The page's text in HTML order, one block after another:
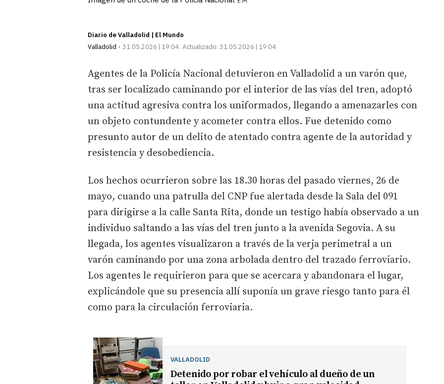
Diario de Valladolid | El Mundo
Valladolid
31.05.2026 | 19:04 Actualizado: 31.05.2026 | 19:04
Agentes de la Policía Nacional detuvieron en Valladolid a un varón que,
tras ser localizado caminando por el interior de las vías del tren, adoptó
una actitud agresiva contra los uniformados, llegando a amenazarles con
un objeto contundente y acometer contra ellos. Fue detenido como
presunto autor de un delito de atentado contra agente de la autoridad y
resistencia y desobediencia.
Los hechos ocurrieron sobre las 18.30 horas del pasado viernes, 26 de
mayo, cuando una patrulla del CNP fue alertada desde la Sala del 091
para dirigirse a la calle Santa Rita, donde un testigo había observado a un
individuo saltando a las vías del tren junto a la avenida Segovia. A su
llegada, los agentes visualizaron a través de la verja perimetral a un
varón caminando por una zona arbolada dentro del trazado ferroviario.
Los agentes le requirieron para que se acercara y abandonara el lugar,
explicándole que su presencia allí suponía un grave riesgo tanto para él
como para la circulación ferroviaria.
VALLADOLID
Detenido por robar el vehículo al dueño de un